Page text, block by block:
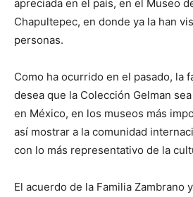
apreciada en el país, en el Museo
Chapultepec, en donde ya la han
personas.
Como ha ocurrido en el pasado, la
desea que la Colección Gelman
en México, en los museos más
así mostrar a la comunidad
con lo más representativo de la
El acuerdo de la Familia Zambrano